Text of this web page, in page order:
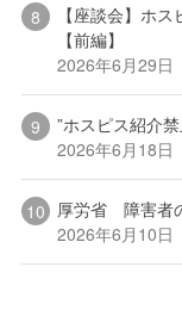
【座談会】ホ
【前編】
2026年6月29日
”ホスピス紹介
2026年6月18日
厚労省 障害者
2026年6月10日